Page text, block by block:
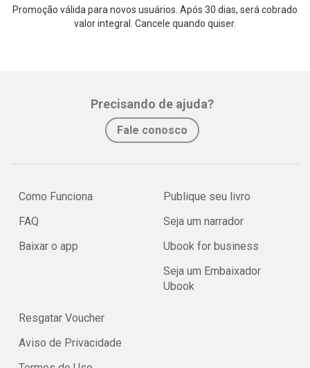
Promoção válida para novos usuários. Após 30 dias, será cobrado
valor integral. Cancele quando quiser.
Precisando de ajuda?
Fale conosco
Como Funciona
FAQ
Baixar o app
Publique seu livro
Seja um narrador
Ubook for business
Seja um Embaixador
Ubook
Resgatar Voucher
Aviso de Privacidade